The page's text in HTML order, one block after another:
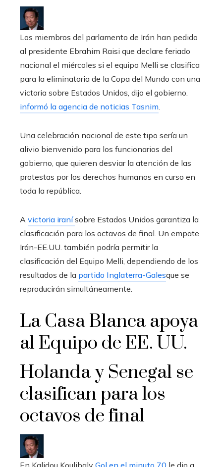
Los miembros del parlamento de Irán han pedido
al presidente Ebrahim Raisi que declare feriado
nacional el miércoles si el equipo Melli se clasifica
para la eliminatoria de la Copa del Mundo con una
victoria sobre Estados Unidos, dijo el gobierno.
informó la agencia de noticias Tasnim.
Una celebración nacional de este tipo sería un
alivio bienvenido para los funcionarios del
gobierno, que quieren desviar la atención de las
protestas por los derechos humanos en curso en
toda la república.
A victoria iranísobre Estados Unidos garantiza la
clasificación para los octavos de final. Un empate
Irán-EE.UU. también podría permitir la
clasificación del Equipo Melli, dependiendo de los
resultados de la partido Inglaterra-Galesque se
reproducirán simultáneamente.
La Casa Blanca apoya
al Equipo de EE. UU.
Holanda y Senegal se
clasifican para los
octavos de final
En Kalidou Koulibaly Gol en el minuto 70 le dio a